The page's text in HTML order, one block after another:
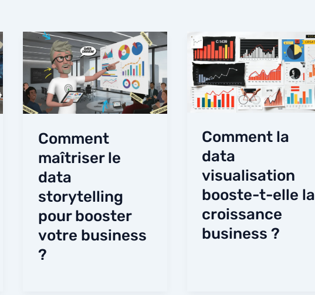
Comment
maîtriser le
data
storytelling
pour booster
votre business
?
Comment la
data
visualisation
booste-t-elle la
croissance
business ?